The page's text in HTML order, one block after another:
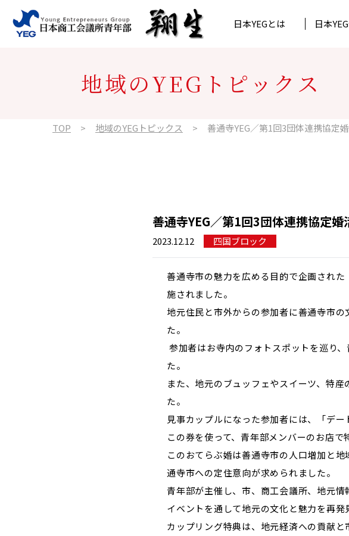
日本YEGとは
日本YEG
九州ブロック
地域のYEGトピックス
TOP 地域のYEGトピックス 善通寺YEG／第1回3団体連携協定
善通寺YEG／第1回3団体連携協定婚
2023.12.12 四国ブロック
善通寺市の魅力を広める目的で企画され
施されました。
地元住民と市外からの参加者に善通寺市
た。
参加者はお寺内のフォトスポットを巡り
た。
また、地元のブュッフェやスイーツ、特
た。
見事カップルになった参加者には、「デー
この券を使って、青年部メンバーのお店
このおてらぶ婚は善通寺市の人口増加と
通寺市への定住意向が求められました。
青年部が主催し、市、商工会議所、地元
イベントを通して地元の文化と魅力を再
カップリング特典は、地元経済への貢献と